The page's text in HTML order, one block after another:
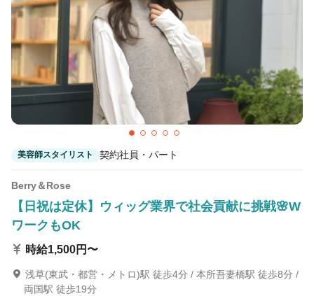
美容師スタイリスト 契約社員・パート
Berry＆Rose
【日祝は定休】ウィッグ業界で社会貢献に挑戦🌸W
ワークもOK
時給1,500円〜
浅草(東武・都営・メトロ)駅 徒歩4分 / 本所吾妻橋駅 徒歩8分 /
両国駅 徒歩19分